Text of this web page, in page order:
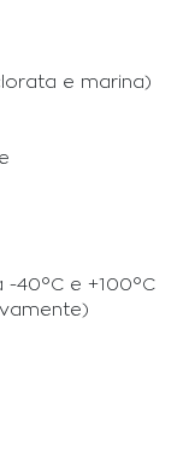
e marina)
40°C e +100°C